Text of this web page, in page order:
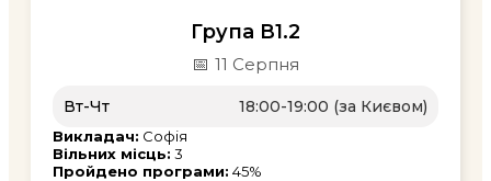
Група В1.2
📅 11 Серпня
Вт-Чт 18:00-19:00 (за Києвом)
Викладач: Софія
Вільних місць: 3
Пройдено програми: 45%